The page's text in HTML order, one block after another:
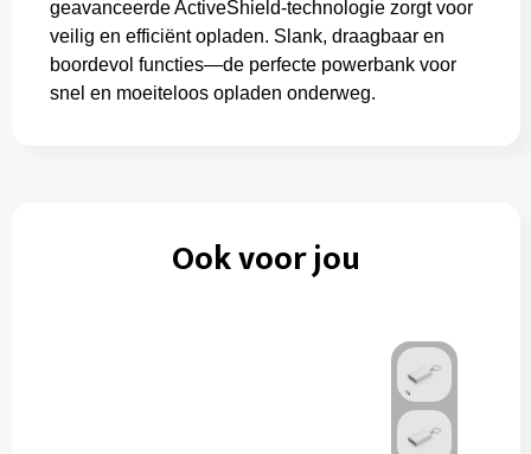
geavanceerde ActiveShield-technologie zorgt voor
veilig en efficiënt opladen. Slank, draagbaar en
boordevol functies—de perfecte powerbank voor
snel en moeiteloos opladen onderweg.
Ook voor jou